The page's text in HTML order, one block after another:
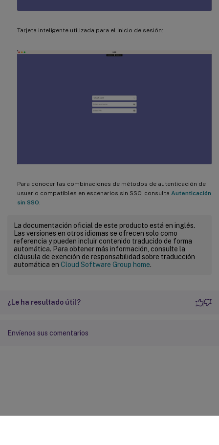
Tarjeta inteligente utilizada para el inicio de sesión:
Para conocer las combinaciones de métodos de autenticación de
usuario compatibles en escenarios sin SSO, consulta Autenticación
sin SSO.
La documentación oficial de este producto está en inglés.
Las versiones en otros idiomas se ofrecen solo como
referencia y pueden incluir contenido traducido de forma
automática. Para obtener más información, consulte la
cláusula de exención de responsabilidad sobre traducción
automática en Cloud Software Group home.
¿Le ha resultado útil?
Envíenos sus comentarios